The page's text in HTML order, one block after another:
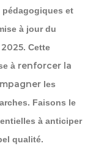
pédagogiques et
à jour du
. Cette
à renforcer la
les
Faisons le
à anticiper
qualité.